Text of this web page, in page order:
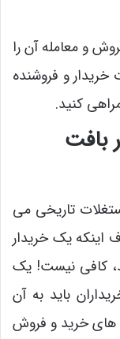
و معامله آن را
خریدار و فروشنده
کنید.
بافت
تاریخی می
اینکه یک خریدار
کافی نیست! یک
باید به آن
خرید و فروش